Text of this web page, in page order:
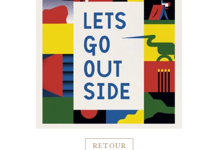
RETOUR